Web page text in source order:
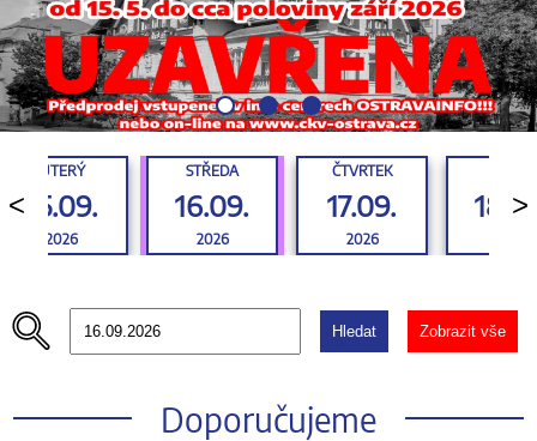
<
ÚTERÝ
15.09.
2026
STŘEDA
16.09.
2026
ČTVRTEK
17.09.
2026
>
Hledat Zobrazit vše
Doporučujeme